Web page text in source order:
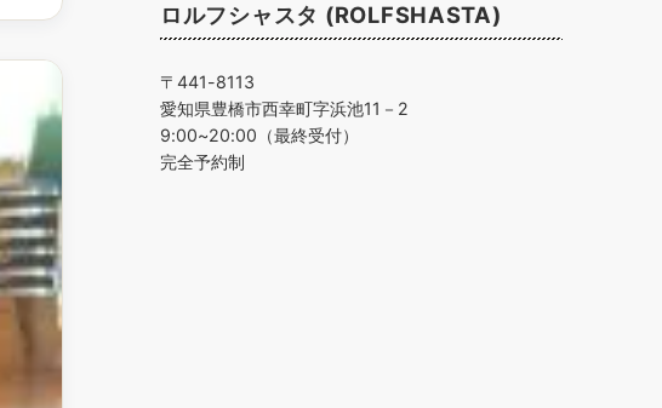
ロルフシャスタ (ROLFSHASTA)
〒441-8113
愛知県豊橋市西幸町字浜池11－2
9:00~20:00（最終受付）
完全予約制